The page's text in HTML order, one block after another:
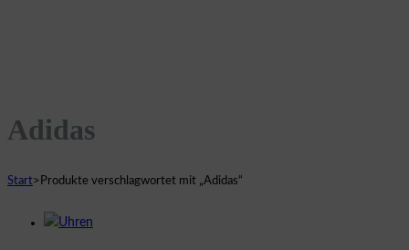
Adidas
Start> Produkte verschlagwortet mit „Adidas“